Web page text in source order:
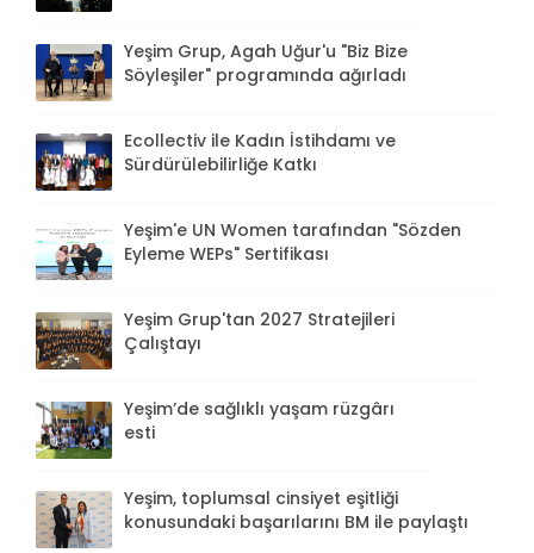
Yeşim Grup, Agah Uğur'u "Biz Bize
Söyleşiler" programında ağırladı
Ecollectiv ile Kadın İstihdamı ve
Sürdürülebilirliğe Katkı
Yeşim'e UN Women tarafından "Sözden
Eyleme WEPs" Sertifikası
Yeşim Grup'tan 2027 Stratejileri
Çalıştayı
Yeşim’de sağlıklı yaşam rüzgârı
esti
Yeşim, toplumsal cinsiyet eşitliği
konusundaki başarılarını BM ile paylaştı